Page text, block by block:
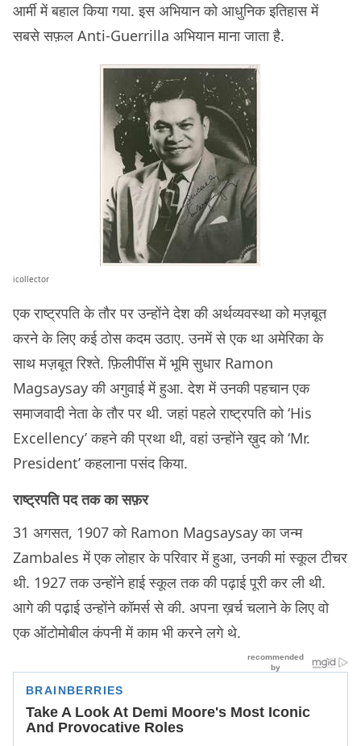
आर्मी में बहाल किया गया. इस अभियान को आधुनिक इतिहास में
सबसे सफ़ल Anti-Guerrilla अभियान माना जाता है.
icollector
एक राष्ट्रपति के तौर पर उन्होंने देश की अर्थव्यवस्था को मज़बूत
करने के लिए कई ठोस कदम उठाए. उनमें से एक था अमेरिका के
साथ मज़बूत रिश्ते. फ़िलीपींस में भूमि सुधार Ramon
Magsaysay की अगुवाई में हुआ. देश में उनकी पहचान एक
समाजवादी नेता के तौर पर थी. जहां पहले राष्ट्रपति को ‘His
Excellency’ कहने की प्रथा थी, वहां उन्होंने ख़ुद को ‘Mr.
President’ कहलाना पसंद किया.
राष्ट्रपति पद तक का सफ़र
31 अगसत, 1907 को Ramon Magsaysay का जन्म
Zambales में एक लोहार के परिवार में हुआ, उनकी मां स्कूल टीचर
थी. 1927 तक उन्होंने हाई स्कूल तक की पढ़ाई पूरी कर ली थी.
आगे की पढ़ाई उन्होंने कॉमर्स से की. अपना ख़र्च चलाने के लिए वो
एक ऑटोमोबील कंपनी में काम भी करने लगे थे.